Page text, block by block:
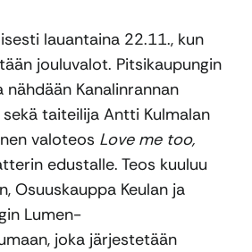
lauantaina 22.11., kun
jouluvalot. Pitsikaupungin
Kanalinrannan
taiteilija Antti Kulmalan
valoteos Love me too,
edustalle. Teos kuuluu
Osuuskauppa Keulan ja
Lumen-
joka järjestetään